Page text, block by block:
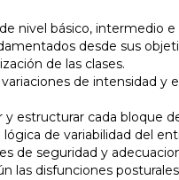
nivel básico, intermedio
desde sus
de las clases.
de intensidad y
y estructurar cada bloque
de variabilidad del
de seguridad y
las disfunciones